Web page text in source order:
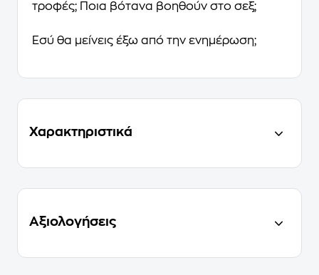
τροφές; Ποια βότανα βοηθούν στο σεξ;
Εσύ θα μείνεις έξω από την ενημέρωση;
Χαρακτηριστικά
Αξιολογήσεις